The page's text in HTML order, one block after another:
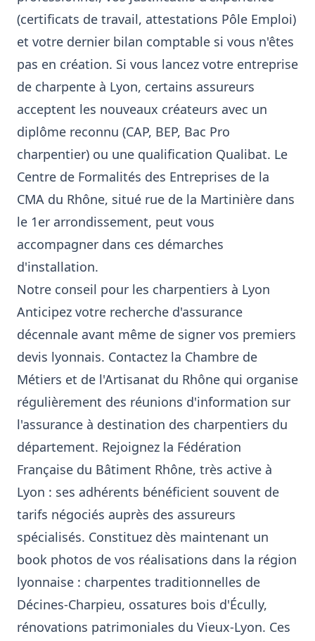
(certificats de travail, attestations Pôle Emploi)
et votre dernier bilan comptable si vous n'êtes
pas en création. Si vous lancez votre entreprise
de charpente à Lyon, certains assureurs
acceptent les nouveaux créateurs avec un
diplôme reconnu (CAP, BEP, Bac Pro
charpentier) ou une qualification Qualibat. Le
Centre de Formalités des Entreprises de la
CMA du Rhône, situé rue de la Martinière dans
le 1er arrondissement, peut vous
accompagner dans ces démarches
d'installation.
Notre conseil pour les charpentiers à Lyon
Anticipez votre recherche d'assurance
décennale avant même de signer vos premiers
devis lyonnais. Contactez la Chambre de
Métiers et de l'Artisanat du Rhône qui organise
régulièrement des réunions d'information sur
l'assurance à destination des charpentiers du
département. Rejoignez la Fédération
Française du Bâtiment Rhône, très active à
Lyon : ses adhérents bénéficient souvent de
tarifs négociés auprès des assureurs
spécialisés. Constituez dès maintenant un
book photos de vos réalisations dans la région
lyonnaise : charpentes traditionnelles de
Décines-Charpieu, ossatures bois d'Écully,
rénovations patrimoniales du Vieux-Lyon. Ces